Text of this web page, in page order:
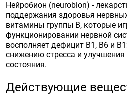
Нейробион (neurobion) -
поддержания здоровья
витамины группы B, которые
функционировании нервной
восполняет дефицит B1, B6 и
снижению стресса и
состояния.
Действующие